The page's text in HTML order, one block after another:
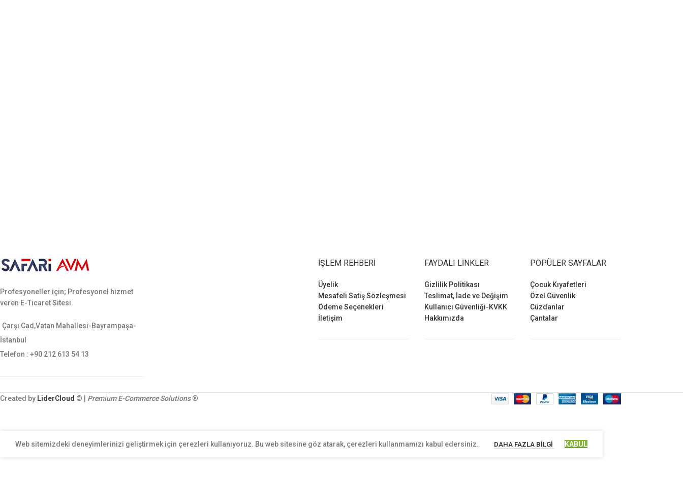
Profesyoneller için; Profesyonel hizmet
veren E-Ticaret Sitesi.
Çarşı Cad,Vatan Mahallesi-Bayrampaşa-
İstanbul
Telefon : +90 212 613 54 13
İŞLEM REHBERI
Üyelik
Mesafeli Satış Sözleşmesi
Ödeme Seçenekleri
İletişim
FAYDALI LINKLER
Gizlilik Politikası
Teslimat, İade ve Değişim
Kullanıcı Güvenliği-KVKK
Hakkımızda
POPÜLER SAYFALAR
Çocuk Kıyafetleri
Özel Güvenlik
Cüzdanlar
Çantalar
Created by LiderCloud © | Premium E-Commerce Solutions®
Web sitemizdeki deneyimlerinizi geliştirmek için çerezleri kullanıyoruz. Bu web sitesine göz atarak, çerezleri kullanmamızı kabul edersiniz. DAHA FAZLA BILGI KABUL